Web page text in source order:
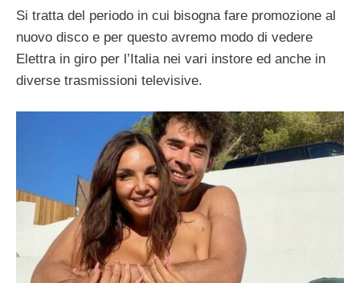
Si tratta del periodo in cui bisogna fare promozione al
nuovo disco e per questo avremo modo di vedere
Elettra in giro per l’Italia nei vari instore ed anche in
diverse trasmissioni televisive.